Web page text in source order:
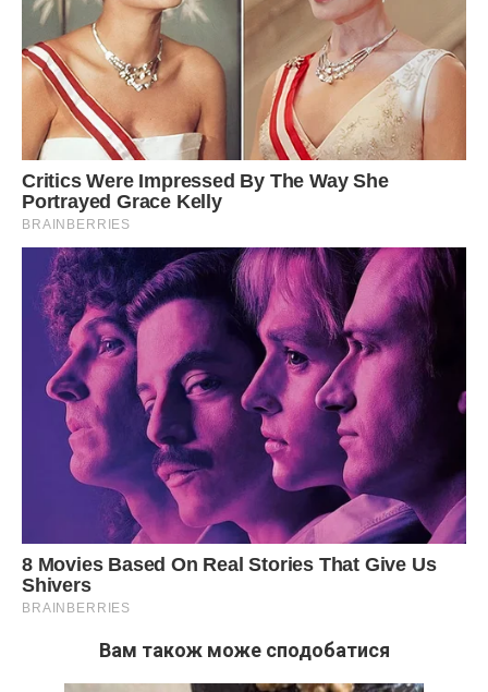
Вам також може сподобатися